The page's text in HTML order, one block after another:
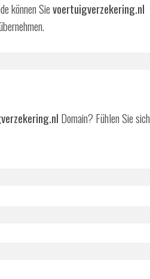
können Sievoertuigverzekering.nl
Domain? Fühlen Sie